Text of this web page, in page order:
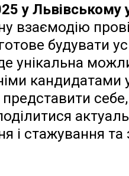
у Львівському
взаємодію
будувати
унікальна
кандидатами
і стажування та